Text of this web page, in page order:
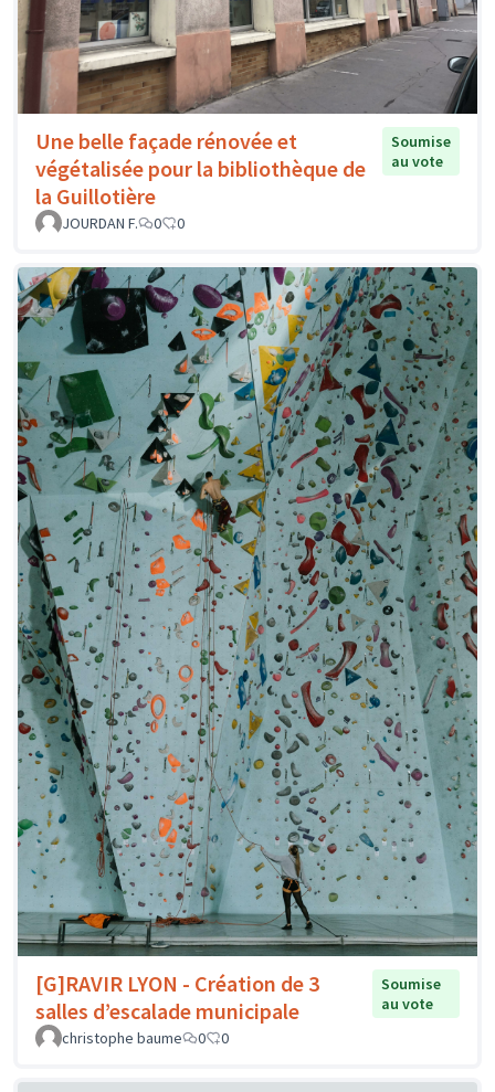
Une belle façade rénovée et
végétalisée pour la bibliothèque de
la Guillotière
Soumise
au vote
JOURDAN F. 0 0
[G]RAVIR LYON - Création de 3
salles d’escalade municipale
Soumise
au vote
christophe baume
0 0